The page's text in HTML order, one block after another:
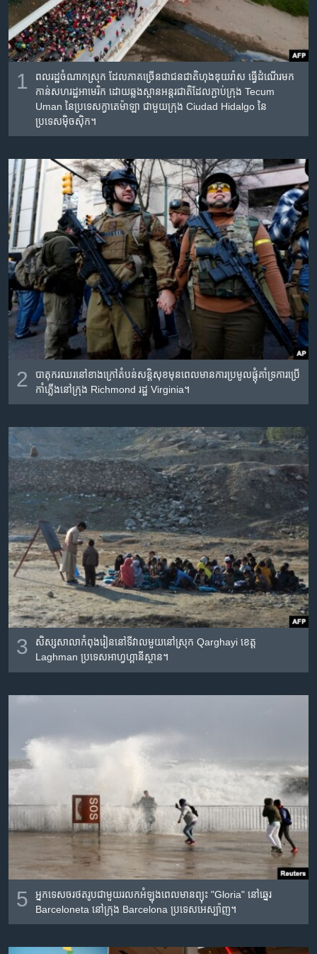
កាន់​
ទំព័រ​
ស្វែង​
រក
ភាសា
1
ពលរដ្ឋចំណាកស្រុក ដែល​ភាគច្រើនជាជនជាតិហុងឌុយរ៉ាស ធ្វើដំណើរមក
កាន់សហរដ្ឋអាមេរិក ដោយឆ្លងស្ពានអន្តរជាតិដែលភ្ជាប់ក្រុង Tecum
Uman នៃប្រទេសក្វាតេម៉ាឡា ជាមួយក្រុង Ciudad Hidalgo នៃ
ប្រទេសម៉ិចស៊ិក។
2
បាតុករឈរនៅខាងក្រៅតំបន់សន្តិសុខមុនពេលមានការប្រមូលផ្តុំគាំទ្រការប្រើ
កាំភ្លើងនៅក្រុង Richmond រដ្ឋ Virginia។
3
សិស្សសាលាកំពុងរៀននៅទីវាលមួយនៅស្រុក Qarghayi ខេត្ត
Laghman ប្រទេសអាហ្វហ្គានីស្ថាន។
5
អ្នកទេសចរថតរូបជាមួយរលកអំឡុងពេលមានព្យុះ "Gloria" នៅឆ្នេរ
Barceloneta នៅក្រុង Barcelona ប្រទេសអេស្ប៉ាញ។